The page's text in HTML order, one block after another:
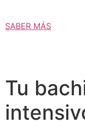
SABER MÁS
Tu